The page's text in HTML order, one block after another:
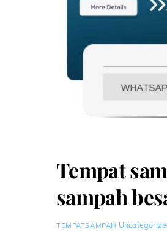
Tempat
sampah
TEMPATSAMPAH